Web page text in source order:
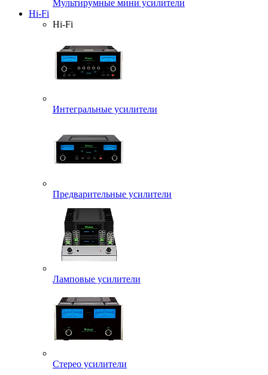
Мультирумные мини усилители
Hi-Fi
Hi-Fi
Интегральные усилители
Предварительные усилители
Ламповые усилители
Стерео усилители